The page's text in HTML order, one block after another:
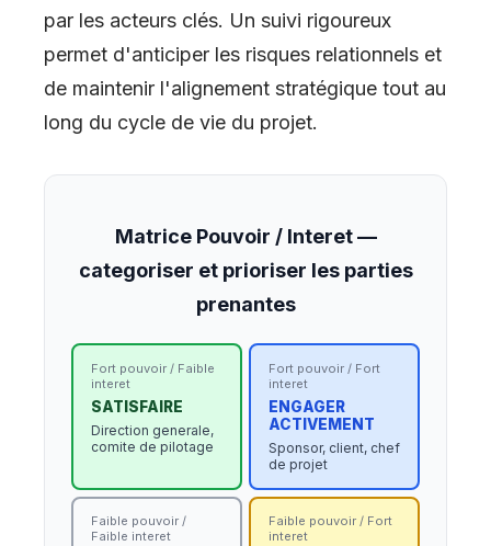
par les acteurs clés. Un suivi rigoureux
permet d'anticiper les risques relationnels et
de maintenir l'alignement stratégique tout au
long du cycle de vie du projet.
Matrice Pouvoir / Interet —
categoriser et prioriser les parties
prenantes
Fort pouvoir / Faible
interet
SATISFAIRE
Direction generale,
comite de pilotage
Fort pouvoir / Fort
interet
ENGAGER
ACTIVEMENT
Sponsor, client, chef
de projet
Faible pouvoir /
Faible interet
Faible pouvoir / Fort
interet